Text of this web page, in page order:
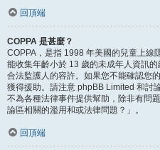
回頂端
COPPA 是甚麼？
COPPA，是指 1998 年美國的兒童上線
能收集年齡小於 13 歲的未成年人資訊
合法監護人的容許。如果您不能確認您
獲得援助。請注意 phpBB Limited 和討
不為各種法律事件提供幫助，除非有問
論區相關的濫用和或法律問題？」。
回頂端